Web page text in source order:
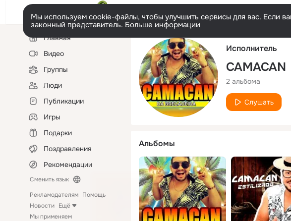
Мы используем cookie-файлы, чтобы улучшить сервисы для вас. Если
законный представитель. Больше информации
Левая
колонкаГлавная
Видео
Группы
Люди
Публикации
Игры
Подарки
Поздравления
Рекомендации
Сменить язык
Рекламодателям Помощь
Новости Ещё
Мы применяем
Исполнитель
CAMACAN
2 альбома
Слушать
Альбомы